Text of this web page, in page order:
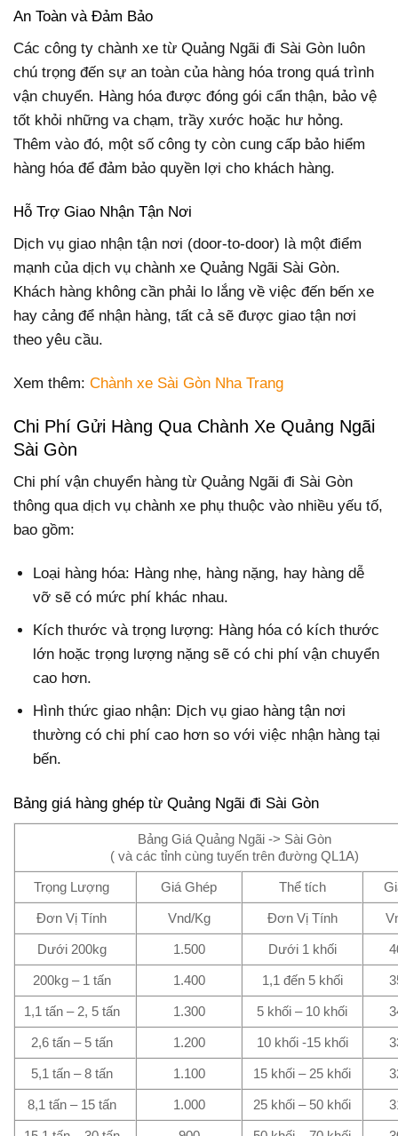
An Toàn và Đảm Bảo
Các công ty chành xe từ Quảng Ngãi đi Sài Gòn luôn
chú trọng đến sự an toàn của hàng hóa trong quá trình
vận chuyển. Hàng hóa được đóng gói cẩn thận, bảo vệ
tốt khỏi những va chạm, trầy xước hoặc hư hỏng.
Thêm vào đó, một số công ty còn cung cấp bảo hiểm
hàng hóa để đảm bảo quyền lợi cho khách hàng.
Hỗ Trợ Giao Nhận Tận Nơi
Dịch vụ giao nhận tận nơi (door-to-door) là một điểm
mạnh của dịch vụ chành xe Quảng Ngãi Sài Gòn.
Khách hàng không cần phải lo lắng về việc đến bến xe
hay cảng để nhận hàng, tất cả sẽ được giao tận nơi
theo yêu cầu.
Xem thêm: Chành xe Sài Gòn Nha Trang
Chi Phí Gửi Hàng Qua Chành Xe Quảng Ngãi
Sài Gòn
Chi phí vận chuyển hàng từ Quảng Ngãi đi Sài Gòn
thông qua dịch vụ chành xe phụ thuộc vào nhiều yếu tố,
bao gồm:
Loại hàng hóa: Hàng nhẹ, hàng nặng, hay hàng dễ
vỡ sẽ có mức phí khác nhau.
Kích thước và trọng lượng: Hàng hóa có kích thước
lớn hoặc trọng lượng nặng sẽ có chi phí vận chuyển
cao hơn.
Hình thức giao nhận: Dịch vụ giao hàng tận nơi
thường có chi phí cao hơn so với việc nhận hàng tại
bến.
Bảng giá hàng ghép từ Quảng Ngãi đi Sài Gòn
Bảng Giá Quảng Ngãi -> Sài Gòn
( và các tỉnh cùng tuyến trên đường QL1A)
Trọng Lượng Giá Ghép Thể tích
Đơn Vị Tính Vnd/Kg Đơn Vị Tính
Dưới 200kg 1.500 Dưới 1 khối
200kg – 1 tấn 1.400 1,1 đến 5 khối
1,1 tấn – 2, 5 tấn 1.300 5 khối – 10 khối
2,6 tấn – 5 tấn 1.200 10 khối -15 khối
5,1 tấn – 8 tấn 1.100 15 khối – 25 khối
8,1 tấn – 15 tấn 1.000 25 khối – 50 khối